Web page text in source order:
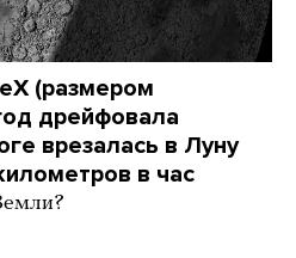
(размером
дрейфовала
врезалась в Луну
в час